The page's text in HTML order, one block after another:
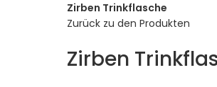
Zirben Trinkflasche
Zurück zu den Produkten
Zirben